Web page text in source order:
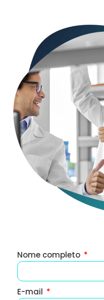
Nome completo
E-mail